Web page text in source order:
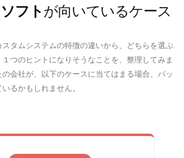
フトが向いているケース
タムシステムの特徴の違いから、どちらを選ぶ
つのヒントになりそうなことを、整理してみま
会社が、以下のケースに当てはまる場合、パッ
るかもしれません。